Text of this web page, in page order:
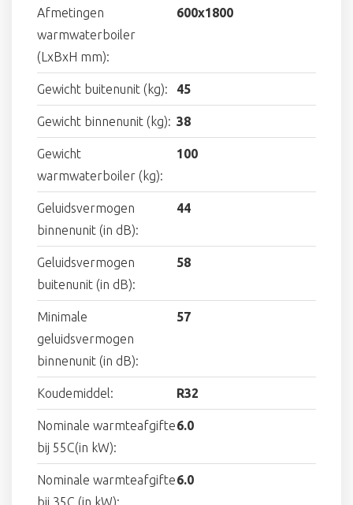
Afmetingen
warmwaterboiler
(LxBxH mm):
600x1800
Gewicht buitenunit (kg): 45
Gewicht binnenunit (kg): 38
Gewicht
warmwaterboiler (kg):
100
Geluidsvermogen
binnenunit (in dB):
44
Geluidsvermogen
buitenunit (in dB):
58
Minimale
geluidsvermogen
binnenunit (in dB):
57
Koudemiddel: R32
Nominale warmteafgifte
bij 55C(in kW):
6.0
Nominale warmteafgifte
bij 35C (in kW):
6.0